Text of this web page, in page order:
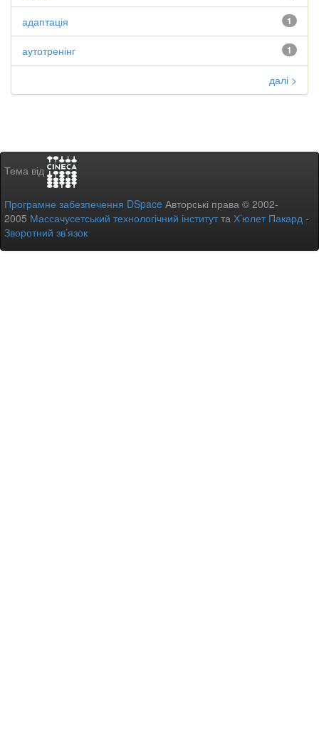
1
адаптація
1
аутотренінг
далі >
Тема від
Програмне забезпечення DSpace Авторські права © 2002-
2005 Массачусетський технологічний інститутта Х’юлет Пакард -
Зворотний зв’язок